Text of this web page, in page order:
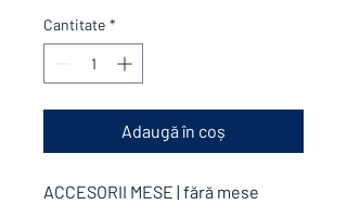
Cantitate *
Adaugă în coș
ACCESORII MESE | fără mese